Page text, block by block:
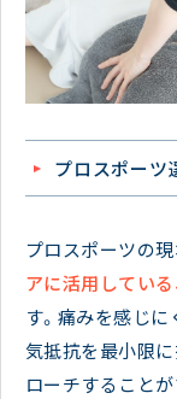
プロスポーツ
プロスポーツの
アに活用してい
す。痛みを感じ
気抵抗を最小限に
ローチすること